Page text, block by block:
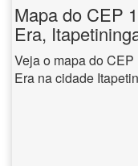
Mapa do CEP
Era,
Veja o mapa do
Era na cidade